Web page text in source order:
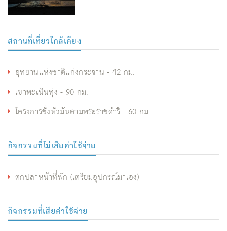
สถานที่เที่ยวใกล้เคียง
อุทยานแห่งชาติแก่งกระจาน - 42 กม.
เขาพะเนินทุ่ง - 90 กม.
โครงการชั่งหัวมันตามพระราชดำริ - 60 กม.
กิจกรรมที่ไม่เสียค่าใช้จ่าย
ตกปลาหน้าที่พัก (เตรียมอุปกรณ์มาเอง)
กิจกรรมที่เสียค่าใช้จ่าย